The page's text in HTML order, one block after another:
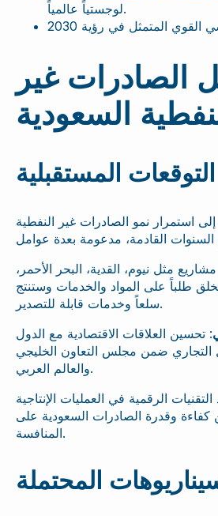
لوجستياً عالمياً.
الصادرات غير
السعودية
التوقعات المستقبلية
استمرار نمو الصادرات غير النفطية
مثل نيوم، القدية، البحر الأحمر،
طلباً على المواد والخدمات وستنتج
سلعاً وخدمات قابلة للتصدير.
: تحسين العلاقات الاقتصادية مع الدول
التجاري ضمن مجلس التعاون الخليجي
والعالم العربي.
التقنيات الرقمية في العمليات الإنتاجية
كفاءة وقدرة الصادرات السعودية على
المنافسة.
المحتملة